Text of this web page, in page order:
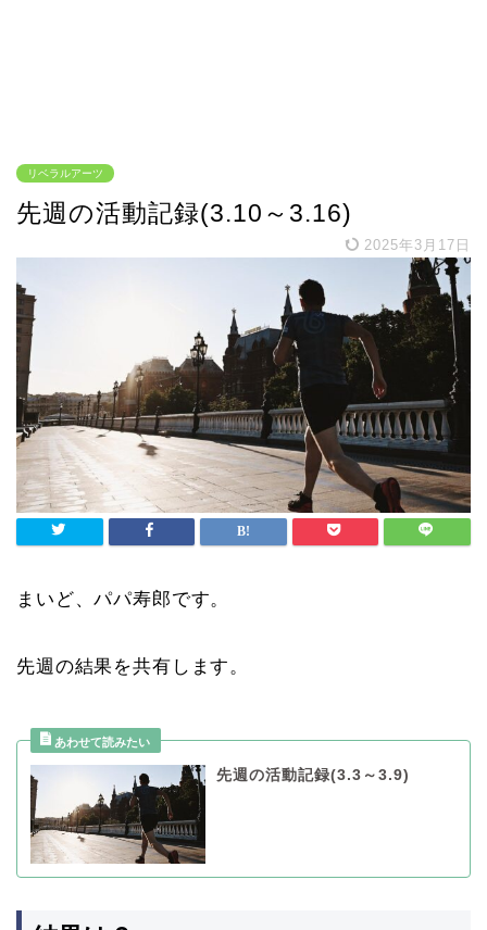
リベラルアーツ
先週の活動記録(3.10～3.16)
2025年3月17日
まいど、パパ寿郎です。
先週の結果を共有します。
先週の活動記録(3.3～3.9)